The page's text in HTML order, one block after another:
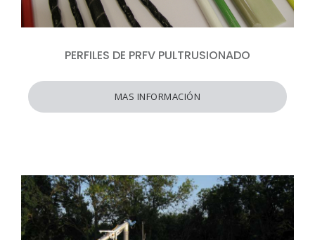
PERFILES DE PRFV PULTRUSIONADO
MAS INFORMACIÓN